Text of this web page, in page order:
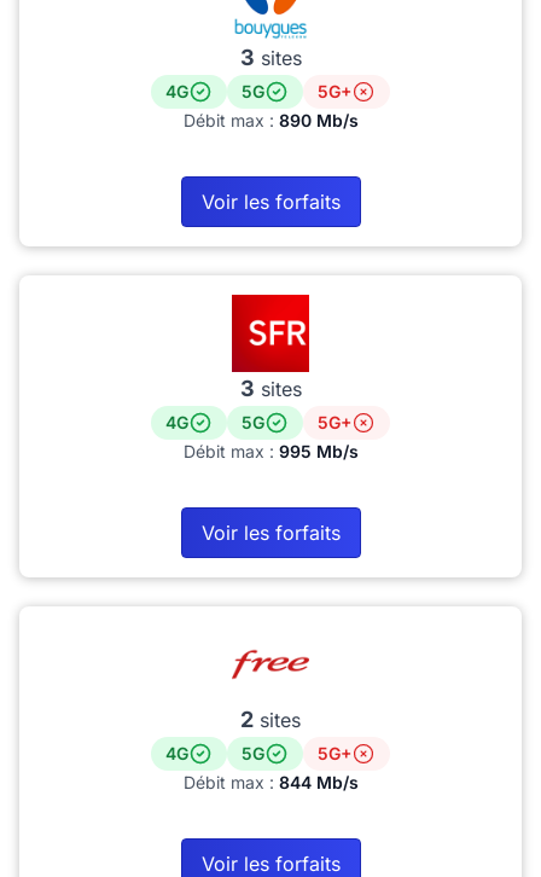
3 sites
4G 5G
5G+
Débit max : 890 Mb/s
Voir les forfaits
3 sites
4G 5G
5G+
Débit max : 995 Mb/s
Voir les forfaits
2 sites
4G 5G
5G+
Débit max : 844 Mb/s
Voir les forfaits